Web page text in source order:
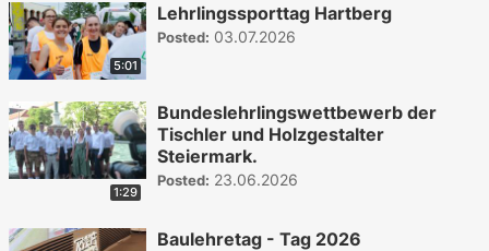
5:01
Lehrlingssporttag Hartberg
Posted: 03.07.2026
1:29
Bundeslehrlingswettbewerb der
Tischler und Holzgestalter
Steiermark.
Posted: 23.06.2026
Baulehretag - Tag 2026